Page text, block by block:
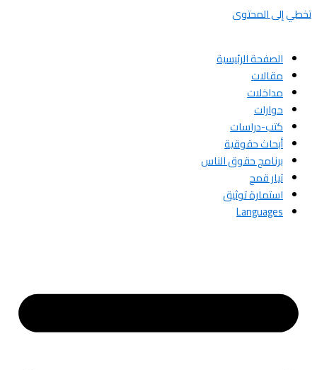
تخطي إلى المحتوى
الصفحة الرئيسية
مقالات
مداخلات
حوارات
كتب-دراسات
أبحاث حقوقية
برنامج حقوق الناس
تيار قمح
استمارة توثيق
Languages